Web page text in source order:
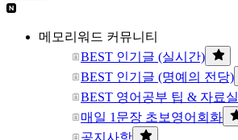
메모리워드 커뮤니티
BEST 인기글 (실시간)
BEST 인기글 (명예의 전당)
BEST 영어공부 팁 & 자료실
매일 1문장 초보영어회화
공지사항